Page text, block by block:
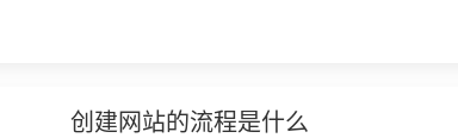
创建网站的流程是什么